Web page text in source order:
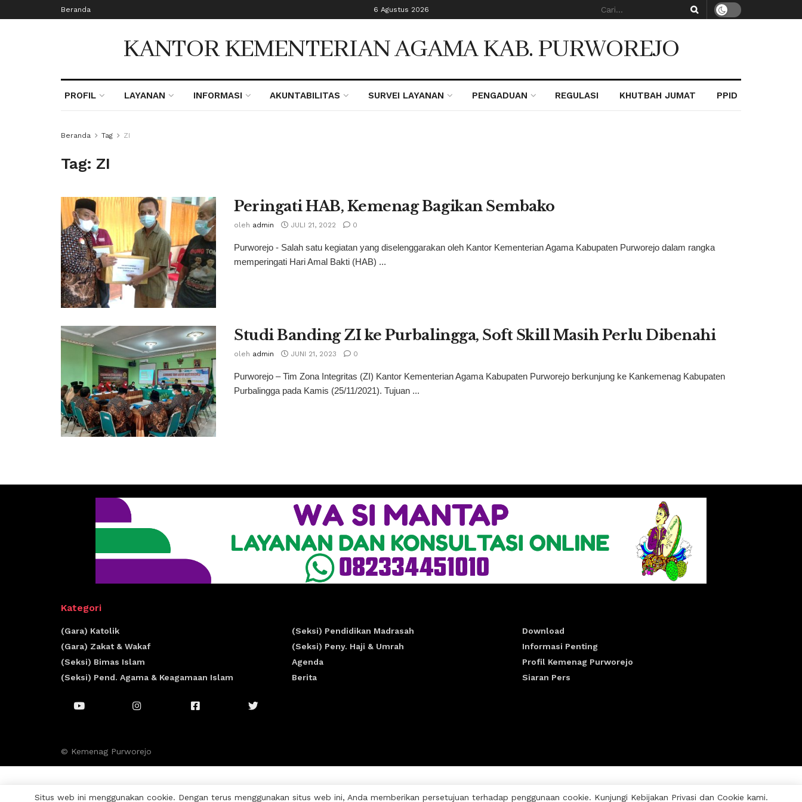
Beranda 6 Agustus 2026
KANTOR KEMENTERIAN AGAMA KAB. PURWOREJO
PROFIL LAYANAN INFORMASI AKUNTABILITAS SURVEI LAYANAN PENGADUAN REGULASI KHUTBAH JUMAT PPID
Beranda Tag ZI
Tag: ZI
Peringati HAB, Kemenag Bagikan Sembako
oleh admin JULI 21, 2022 0
Purworejo - Salah satu kegiatan yang diselenggarakan oleh Kantor Kementerian Agama Kabupaten Purworejo dalam rangka
memperingati Hari Amal Bakti (HAB) ...
Studi Banding ZI ke Purbalingga, Soft Skill Masih Perlu Dibenahi
oleh admin JUNI 21, 2023 0
Purworejo – Tim Zona Integritas (ZI) Kantor Kementerian Agama Kabupaten Purworejo berkunjung ke Kankemenag Kabupaten
Purbalingga pada Kamis (25/11/2021). Tujuan ...
Kategori
(Gara) Katolik
(Gara) Zakat & Wakaf
(Seksi) Bimas Islam
(Seksi) Pend. Agama & Keagamaan Islam
(Seksi) Pendidikan Madrasah
(Seksi) Peny. Haji & Umrah
Agenda
Berita
Download
Informasi Penting
Profil Kemenag Purworejo
Siaran Pers
© Kemenag Purworejo
Situs web ini menggunakan cookie. Dengan terus menggunakan situs web ini, Anda memberikan persetujuan terhadap penggunaan cookie. Kunjungi Kebijakan Privasi dan Cookie kami.